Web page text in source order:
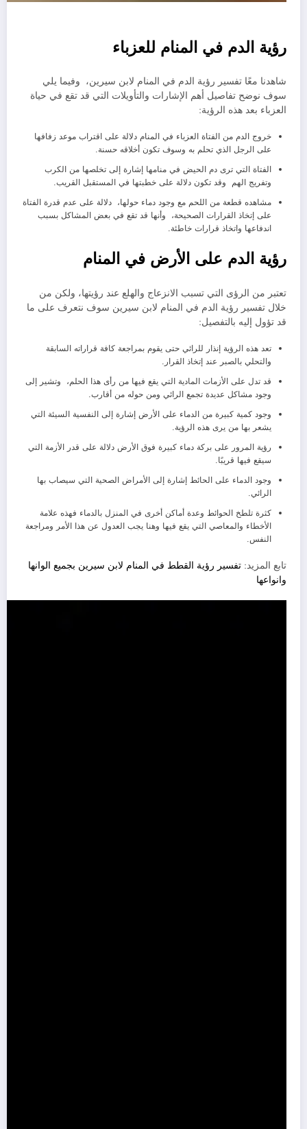
رؤية الدم في المنام للعزباء
شاهدنا معًا تفسير رؤية الدم في المنام لابن سيرين، وفيما يلي
سوف نوضح تفاصيل أهم الإشارات والتأويلات التي قد تقع في حياة
العزباء بعد هذه الرؤية:
خروج الدم من الفتاة العزباء في المنام دلالة على اقتراب موعد زفافها
على الرجل الذي تحلم به وسوف تكون أخلاقه حسنة.
الفتاة التي ترى دم الحيض في منامها إشارة إلى تخلصها من الكرب
وتفريج الهم وقد تكون دلالة على خطبتها في المستقبل القريب.
مشاهده قطعة من اللحم مع وجود دماء حولها، دلالة على عدم قدرة الفتاة
على إتخاذ القرارات الصحيحة، وأنها قد تقع في بعض المشاكل بسبب
اندفاعها واتخاذ قرارات خاطئة.
رؤية الدم على الأرض في المنام
تعتبر من الرؤى التي تسبب الانزعاج والهلع عند رؤيتها، ولكن من
خلال تفسير رؤية الدم في المنام لابن سيرين سوف نتعرف على ما
قد تؤول إليه بالتفصيل:
تعد هذه الرؤية إنذار للرائي حتى يقوم بمراجعة كافة قراراته السابقة
والتحلي بالصبر عند إتخاذ القرار.
قد تدل على الأزمات المادية التي يقع فيها من رأى هذا الحلم، وتشير إلى
وجود مشاكل عديدة تجمع الرائي ومن حوله من أقارب.
وجود كمية كبيرة من الدماء على الأرض إشارة إلى النفسية السيئة التي
يشعر بها من يرى هذه الرؤية.
رؤية المرور على بركة دماء كبيرة فوق الأرض دلالة على قدر الأزمة التي
سيقع فيها قريبًا.
وجود الدماء على الحائط إشارة إلى الأمراض الصحية التي سيصاب بها
الرائي.
كثرة تلطخ الحوائط وعدة أماكن أخرى في المنزل بالدماء فهذه علامة
الأخطاء والمعاصي التي يقع فيها وهنا يجب العدول عن هذا الأمر ومراجعة
النفس.
تابع المزيد: تفسير رؤية القطط في المنام لابن سيرين بجميع الوانها
وانواعها